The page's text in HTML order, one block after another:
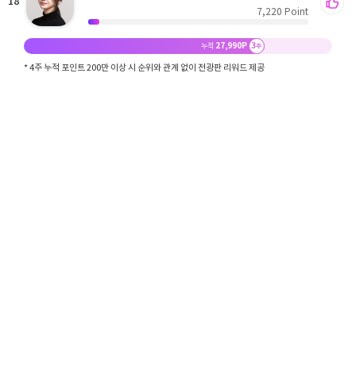
7,220 Point
누적 27,990P 3주
* 4주 누적 포인트 200만 이상 시 순위와 관계 없이 전광판 리워드 제공